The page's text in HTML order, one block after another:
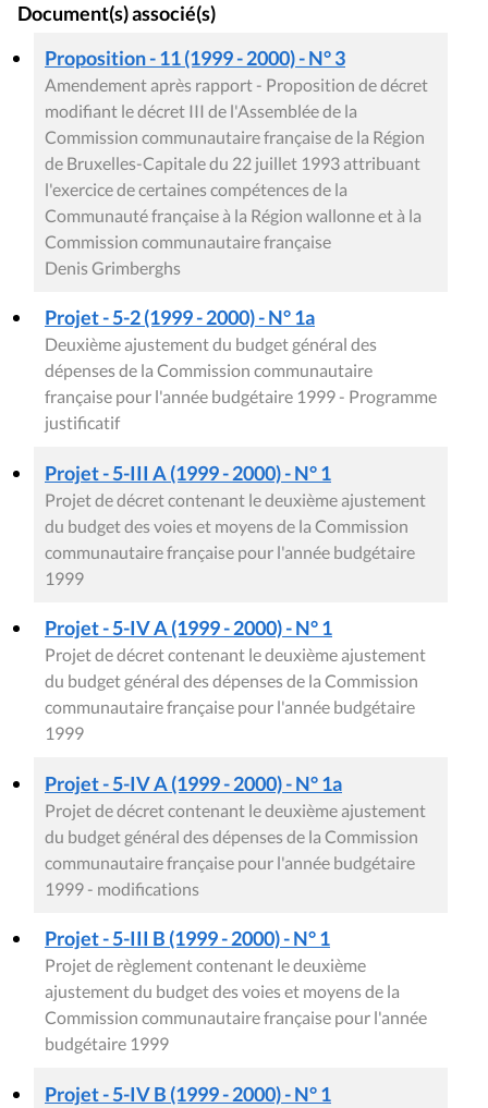
Document(s) associé(s)
Proposition - 11 (1999 - 2000) - N° 3
Amendement après rapport - Proposition de décret
modifiant le décret III de l'Assemblée de la
Commission communautaire française de la Région
de Bruxelles-Capitale du 22 juillet 1993 attribuant
l'exercice de certaines compétences de la
Communauté française à la Région wallonne et à la
Commission communautaire française
Denis Grimberghs
Projet - 5-2 (1999 - 2000) - N° 1a
Deuxième ajustement du budget général des
dépenses de la Commission communautaire
française pour l'année budgétaire 1999 - Programme
justificatif
Projet - 5-III A (1999 - 2000) - N° 1
Projet de décret contenant le deuxième ajustement
du budget des voies et moyens de la Commission
communautaire française pour l'année budgétaire
1999
Projet - 5-IV A (1999 - 2000) - N° 1
Projet de décret contenant le deuxième ajustement
du budget général des dépenses de la Commission
communautaire française pour l'année budgétaire
1999
Projet - 5-IV A (1999 - 2000) - N° 1a
Projet de décret contenant le deuxième ajustement
du budget général des dépenses de la Commission
communautaire française pour l'année budgétaire
1999 - modifications
Projet - 5-III B (1999 - 2000) - N° 1
Projet de règlement contenant le deuxième
ajustement du budget des voies et moyens de la
Commission communautaire française pour l'année
budgétaire 1999
Projet - 5-IV B (1999 - 2000) - N° 1